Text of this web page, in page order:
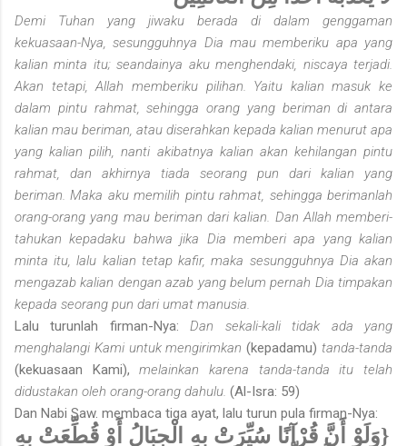
Demi Tuhan yang jiwaku berada di dalam genggaman
kekuasaan-Nya, sesungguhnya Dia mau memberiku apa yang
kalian minta itu; seandainya aku menghendaki, niscaya terjadi.
Akan tetapi, Allah memberiku pilihan. Yaitu kalian masuk ke
dalam pintu rahmat, sehingga orang yang beriman di antara
kalian mau beriman, atau diserahkan kepada kalian menurut apa
yang kalian pilih, nanti akibatnya kalian akan kehilangan pintu
rahmat, dan akhirnya tiada seorang pun dari kalian yang
beriman. Maka aku memilih pintu rahmat, sehingga berimanlah
orang-orang yang mau beriman dari kalian. Dan Allah memberi­
tahukan kepadaku bahwa jika Dia memberi apa yang kalian
minta itu, lalu kalian tetap kafir, maka sesungguhnya Dia akan
mengazab kalian dengan azab yang belum pernah Dia timpa­kan
kepada seorang pun dari umat manusia.
Lalu turunlah firman-Nya:Dan sekali-kali tidak ada yang
menghalangi Kami untuk mengi­rimkan(kepadamu)tanda-tanda
(kekuasaan Kami),melainkan karena tanda-tanda itu telah
didustakan oleh orang-orang dahulu. (Al-Isra: 59)
Dan Nabi Saw. membaca tiga ayat, lalu turun pula firman-Nya:
{وَلَوْ أَنَّ قُرْآنًا سُيِّرَتْ بِهِ الْجِبَالُ أَوْ قُطِّعَتْ بِهِ